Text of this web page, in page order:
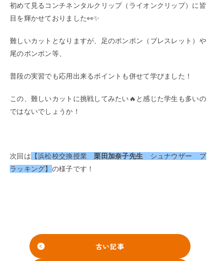
初めて見るコンチネンタルクリップ（ライオンクリップ）に皆
目を輝かせておりました👀✨
難しいカットとなりますが、足のポンポン（ブレスレット）や
尾のポンポン等、
普段の実習でも応用出来るポイントも併せて学びました！
この、難しいカットに挑戦してみたい🔥と感じた学生も多いの
ではないでしょうか！
次回は 【浜松校交換授業栗田加奈子先生 シュナウザー プ
ラッキング】 の様子です！
古い記事